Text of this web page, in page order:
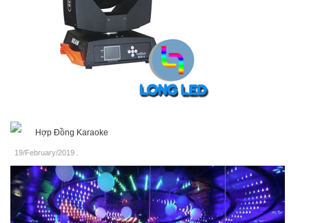
Hợp Đồng Karaoke
19/February/2019